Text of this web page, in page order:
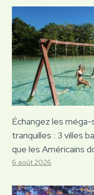
Échangez les
tranquilles : 3 villes
que les Américains
6 août 2026